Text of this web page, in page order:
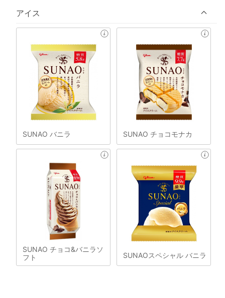
アイス
SUNAO バニラ SUNAO チョコモナカ
SUNAO チョコ&バニラソ
フト
SUNAOスペシャル バニラ